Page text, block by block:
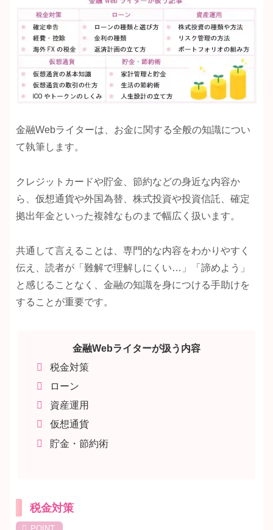
金融Webライターは、お金に関する全般の知識につい
て執筆します。
クレジットカードや貯金、節約などの身近な内容か
ら、仮想通貨や外国為替、株式投資や投資信託、確定
拠出年金といった複雑なものまで幅広く扱います。
共通して言えることは、専門的な内容をわかりやすく
伝え、読者が「難解で理解しにくい…」「諦めよう」
と感じることなく、金融の知識を身につける手助けを
することが重要です。
金融Webライターが扱う内容
税金対策
ローン
資産運用
仮想通貨
貯金・節約術
税金対策